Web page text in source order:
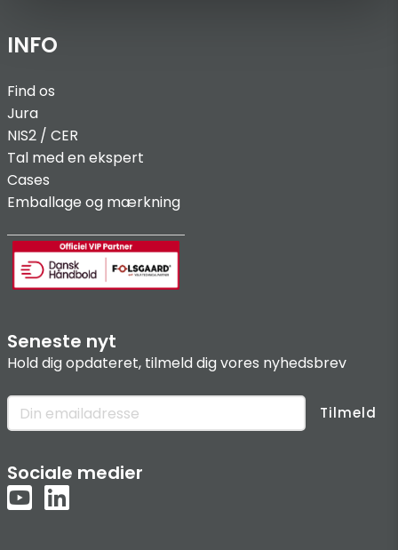
INFO
Find os
Jura
NIS2 / CER
Tal med en ekspert
Cases
Emballage og mærkning
Seneste nyt
Hold dig opdateret, tilmeld dig vores nyhedsbrev
Tilmeld
Sociale medier